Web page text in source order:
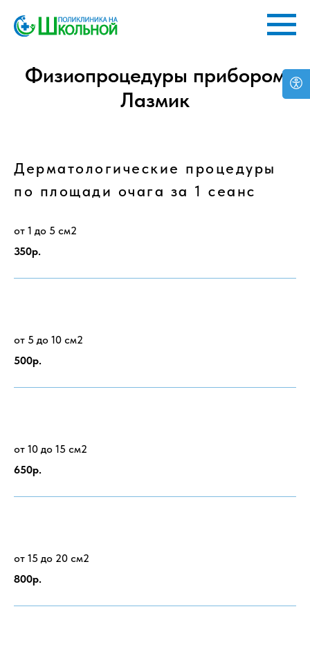
Физиопроцедуры прибором
Лазмик
Дерматологические процедуры
по площади очага за 1 сеанс
от 1 до 5 см2
350р.
от 5 до 10 см2
500р.
от 10 до 15 см2
650р.
от 15 до 20 см2
800р.